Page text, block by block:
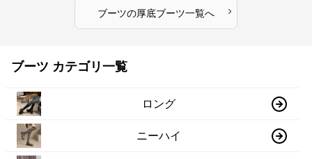
ブーツの厚底ブーツ一覧へ ›
ブーツ カテゴリ一覧
ロング
ニーハイ